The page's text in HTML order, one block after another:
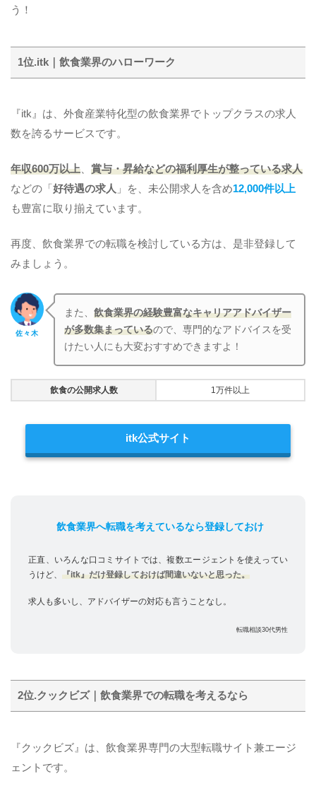
う！
1位.itk｜飲食業界のハローワーク
『itk』は、外食産業特化型の飲食業界でトップクラスの求人
数を誇るサービスです。
年収600万以上
賞与・昇給などの福利厚生が整っている求人
などの「 好待遇の求人 」を、未公開求人を含め12,000件以上
も豊富に取り揃えています。
再度、飲食業界での転職を検討している方は、是非登録して
みましょう。
佐々木
また、飲食業界の経験豊富なキャリアアドバイザー
が多数集まっているので、専門的なアドバイスを受
けたい人にも大変おすすめできますよ！
飲食の公開求人数 1万件以上
itk公式サイト
飲食業界へ転職を考えているなら登録しておけ
正直、いろんな口コミサイトでは、複数エージェントを使えってい
うけど、 『itk』だけ登録しておけば間違いないと思った。
求人も多いし、アドバイザーの対応も言うことなし。
転職相談30代男性
2位.クックビズ｜飲食業界での転職を考えるなら
『クックビズ』は、飲食業界専門の大型転職サイト兼エージ
ェントです。